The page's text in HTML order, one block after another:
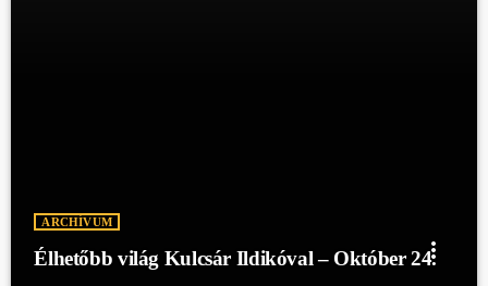
ARCHÍVUM
Élhetőbb világ Kulcsár Ildikóval – Október 24.
more_vert